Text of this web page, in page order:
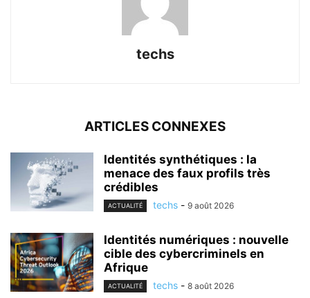
techs
ARTICLES CONNEXES
Identités synthétiques : la
menace des faux profils très
crédibles
ACTUALITÉ techs - 9 août 2026
Identités numériques : nouvelle
cible des cybercriminels en
Afrique
ACTUALITÉ techs - 8 août 2026